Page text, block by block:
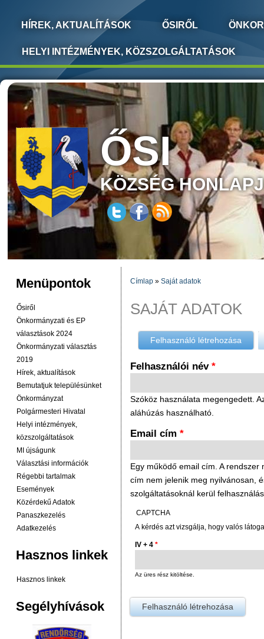
HÍREK, AKTUALÍTÁSOK ŐSIRŐL
HELYI INTÉZMÉNYEK, KÖZSZOLGÁLTATÁSOK
ŐSI
KÖZSÉG
Menüpontok
Ősiről
Önkormányzati és EP
választások 2024
Önkormányzati választás
2019
Hírek, aktualítások
Bemutatjuk településünket
Önkormányzat
Polgármesteri Hivatal
Helyi intézmények,
közszolgáltatások
MI újságunk
Választási információk
Régebbi tartalmak
Események
Közérdekű Adatok
Panaszkezelés
Adatkezelés
Hasznos linkek
Hasznos linkek
Segélyhívások
JELENLEGI HELY
Címlap » Saját adatok
SAJÁT ADATOK
Felhasználó létrehozása
Felhasználói név *
Szóköz használata megengedett.
aláhúzás használható.
Email cím *
Egy működő email cím. A
cím nem jelenik meg nyilvánosan,
szolgáltatásoknál kerül
CAPTCHA
A kérdés azt vizsgálja, hogy valós
IV + 4 *
Az üres rész kitöltése.